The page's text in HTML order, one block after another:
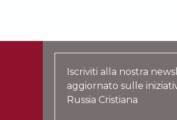
Iscriviti alla nostra
aggiornato sulle
Russia Cristiana